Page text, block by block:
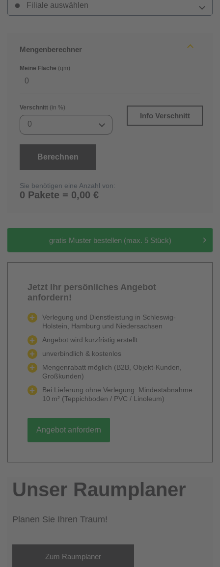
Filiale auswählen
Mengenberechner
Meine Fläche (qm)
Verschnitt (in %)
0
Info Verschnitt
Berechnen
Sie benötigen eine Anzahl von:
0 Pakete = 0,00 €
gratis Muster bestellen (max. 5 Stück)
Jetzt Ihr persönliches Angebot
anfordern!
Verlegung und Dienstleistung in Schleswig-
Holstein, Hamburg und Niedersachsen
Angebot wird kurzfristig erstellt
unverbindlich & kostenlos
Mengenrabatt möglich (B2B, Objekt-Kunden,
Großkunden)
Bei Lieferung ohne Verlegung: Mindestabnahme
10 m² (Teppichboden / PVC / Linoleum)
Angebot anfordern
Unser Raumplaner
Planen Sie Ihren Traum!
Zum Raumplaner